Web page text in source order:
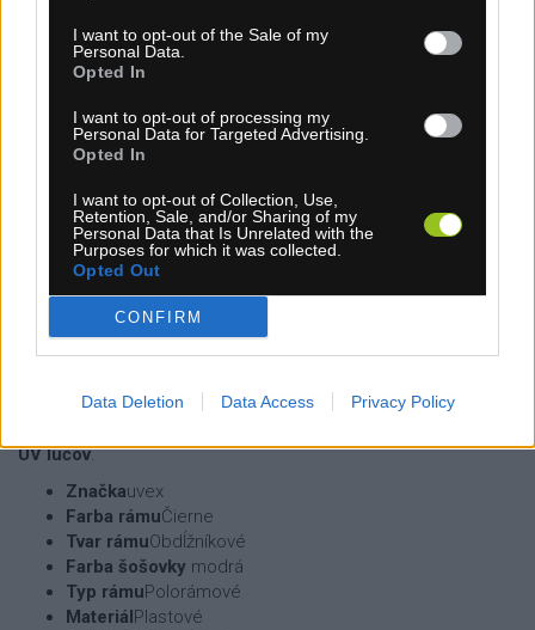
I want to opt-out of the Sale of my
Personal Data.
Opted In
I want to opt-out of processing my
Personal Data for Targeted Advertising.
Opted In
I want to opt-out of Collection, Use,
Retention, Sale, and/or Sharing of my
Personal Data that Is Unrelated with the
Purposes for which it was collected.
Opted Out
CONFIRM
Data Deletion Data Access Privacy Policy
POPIS
Slnečné okuliare uvex sportstyle 204 sú súčasťou najnovšej
uvex kolekcie navrhnutej preženy ako aj mužov (unisex)
Tento elegantnýpolorámový model
trendy v dizajnérskej očnej optike a jehoobdĺžnikový
uvex sportstyle 204
preokrúhle a oválne tváre.
ktorý je zárukou výnimočnej spoľahlivosti a odolnosti.
UV lúčov.
Značkauvex
Farba rámuČierne
Tvar rámuObdĺžníkové
Farba šošovky modrá
Typ rámuPolorámové
Materiál Plastové